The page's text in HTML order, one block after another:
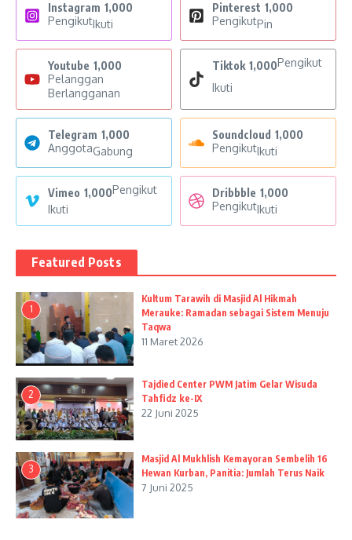
Instagram 1,000
PengikutIkuti
Pinterest 1,000
PengikutPin
Youtube 1,000
Pelanggan
Berlangganan
Tiktok 1,000Pengikut
Ikuti
Telegram 1,000
AnggotaGabung
Soundcloud 1,000
PengikutIkuti
Vimeo 1,000Pengikut
Ikuti
Dribbble 1,000
PengikutIkuti
Featured Posts
1
Kultum Tarawih di Masjid Al Hikmah
Merauke: Ramadan sebagai Sistem Menuju
Taqwa
11 Maret 2026
2
Tajdied Center PWM Jatim Gelar Wisuda
Tahfidz ke-IX
22 Juni 2025
3
Masjid Al Mukhlish Kemayoran Sembelih 16
Hewan Kurban, Panitia: Jumlah Terus Naik
7 Juni 2025